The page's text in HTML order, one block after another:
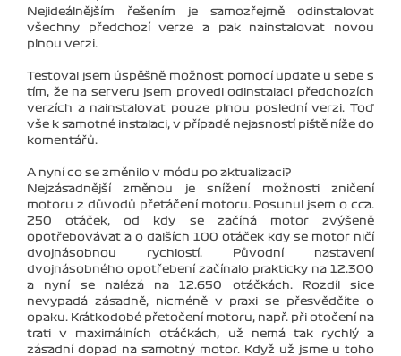
Nejideálnějším řešením je samozřejmě odinstalovat
všechny předchozí verze a pak nainstalovat novou
plnou verzi.
Testoval jsem úspěšně možnost pomocí update u sebe s
tím, že na serveru jsem provedl odinstalaci předchozích
verzích a nainstalovat pouze plnou poslední verzi. Toď
vše k samotné instalaci, v případě nejasností piště níže do
komentářů.
A nyní co se změnilo v módu po aktualizaci?
Nejzásadnější změnou je snížení možnosti zničení
motoru z důvodů přetáčení motoru. Posunul jsem o cca.
250 otáček, od kdy se začíná motor zvýšeně
opotřebovávat a o dalších 100 otáček kdy se motor ničí
dvojnásobnou rychlostí. Původní nastavení
dvojnásobného opotřebení začínalo prakticky na 12.300
a nyní se nalézá na 12.650 otáčkách. Rozdíl sice
nevypadá zásadně, nicméně v praxi se přesvědčíte o
opaku. Krátkodobé přetočení motoru, např. při otočení na
trati v maximálních otáčkách, už nemá tak rychlý a
zásadní dopad na samotný motor. Když už jsme u toho